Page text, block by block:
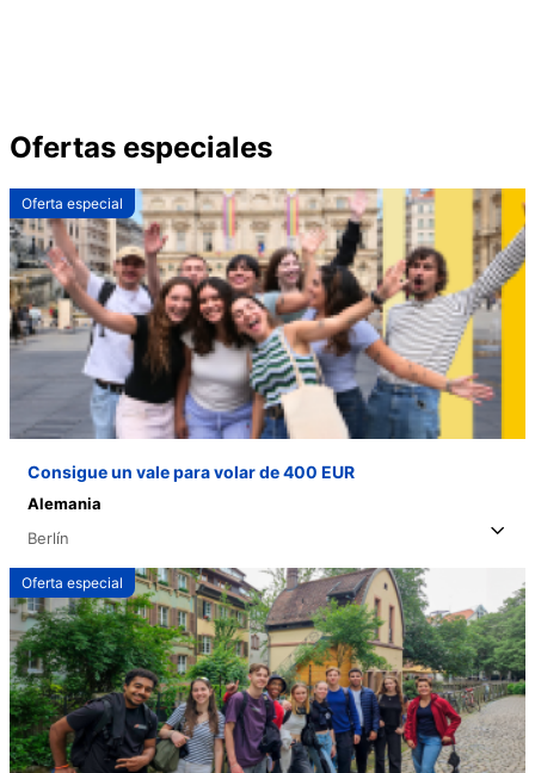
Ofertas especiales
Oferta especial
Consigue un vale para volar de 400 EUR
Alemania
Berlín
Oferta especial